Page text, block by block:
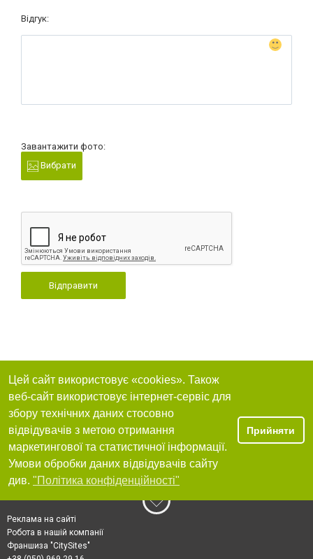
Відгук:
Завантажити фото:
Вибрати
Відправити
Цей сайт використовує «cookies». Також
веб-сайт використовує інтернет-сервіс для
збору технічних даних стосовно
відвідувачів з метою отримання
маркетингової та статистичної інформації.
Умови обробки даних відвідувачів сайту
див. "Політика конфіденційності"
Прийняти
Реклама на сайті
Робота в нашій компанії
Франшиза "CitySites"